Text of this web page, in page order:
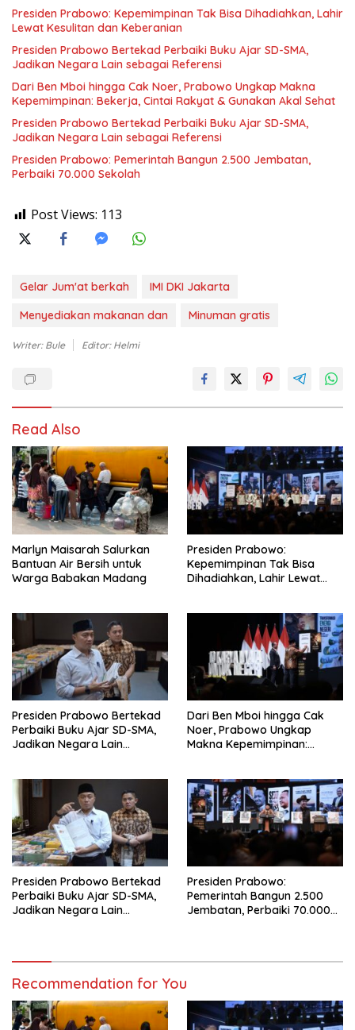
Presiden Prabowo: Kepemimpinan Tak Bisa Dihadiahkan, Lahir
Lewat Kesulitan dan Keberanian
Presiden Prabowo Bertekad Perbaiki Buku Ajar SD-SMA,
Jadikan Negara Lain sebagai Referensi
Dari Ben Mboi hingga Cak Noer, Prabowo Ungkap Makna
Kepemimpinan: Bekerja, Cintai Rakyat & Gunakan Akal Sehat
Presiden Prabowo Bertekad Perbaiki Buku Ajar SD-SMA,
Jadikan Negara Lain sebagai Referensi
Presiden Prabowo: Pemerintah Bangun 2.500 Jembatan,
Perbaiki 70.000 Sekolah
Post Views: 113
Gelar Jum'at berkah
IMI DKI Jakarta
Menyediakan makanan dan
Minuman gratis
Writer: Bule Editor: Helmi
Read Also
Marlyn Maisarah Salurkan
Bantuan Air Bersih untuk
Warga Babakan Madang
Presiden Prabowo:
Kepemimpinan Tak Bisa
Dihadiahkan, Lahir Lewat
Presiden Prabowo Bertekad
Perbaiki Buku Ajar SD-SMA,
Jadikan Negara Lain
Dari Ben Mboi hingga Cak
Noer, Prabowo Ungkap
Makna Kepemimpinan:
Presiden Prabowo Bertekad
Perbaiki Buku Ajar SD-SMA,
Jadikan Negara Lain
Presiden Prabowo:
Pemerintah Bangun 2.500
Jembatan, Perbaiki 70.000
Recommendation for You